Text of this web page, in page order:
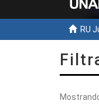
RU